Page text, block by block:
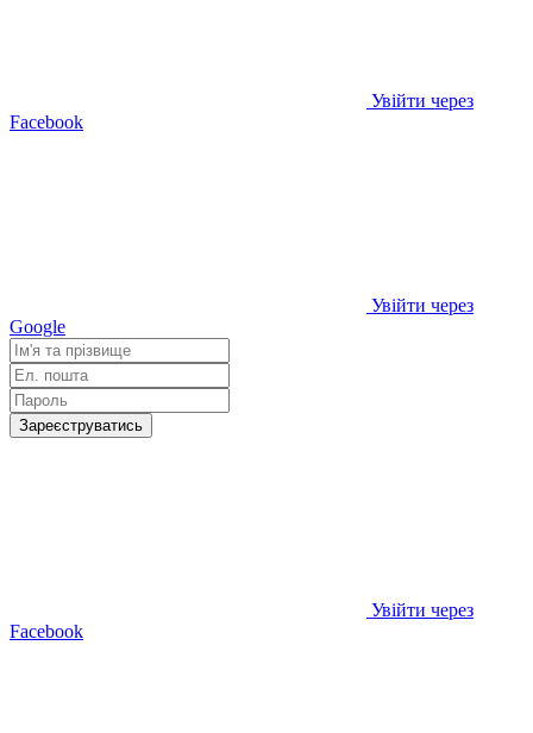
Увійти через
Facebook
Увійти через
Google
Зареєструватись
Увійти через
Facebook